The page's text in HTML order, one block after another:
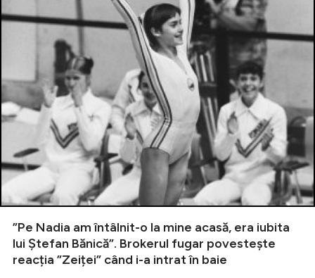
”Pe Nadia am întâlnit-o la mine acasă, era iubita
lui Ștefan Bănică”. Brokerul fugar povestește
reacția ”Zeiței” când i-a intrat în baie